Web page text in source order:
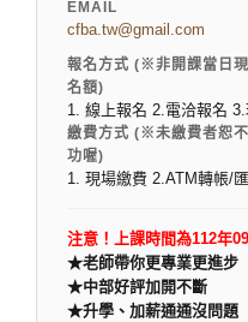
EMAIL
cfba.tw@gmail.com
報名方式 (※非開課當日
名額)
1. 線上報名 2.電洽報名
繳費方式 (※未繳費者恕
功喔)
1. 現場繳費 2.ATM轉帳/
注意！上課時間為112年
★老師帶你更專業更進步
★中部好評加開不斷
★升學、加薪通通沒問題